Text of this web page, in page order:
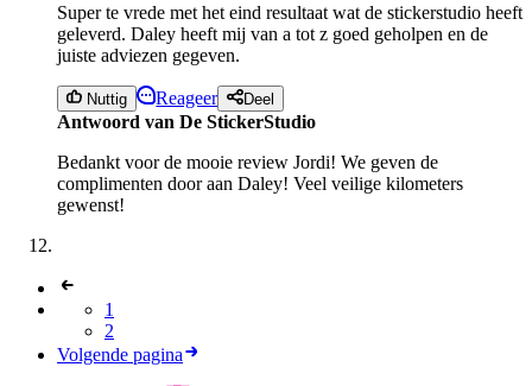
Super te vrede met het eind resultaat wat de stickerstudio heeft
geleverd. Daley heeft mij van a tot z goed geholpen en de
juiste adviezen gegeven.
Nuttig Reageer Deel
Antwoord van De StickerStudio
Bedankt voor de mooie review Jordi! We geven de
complimenten door aan Daley! Veel veilige kilometers
gewenst!
1
2
Volgende pagina